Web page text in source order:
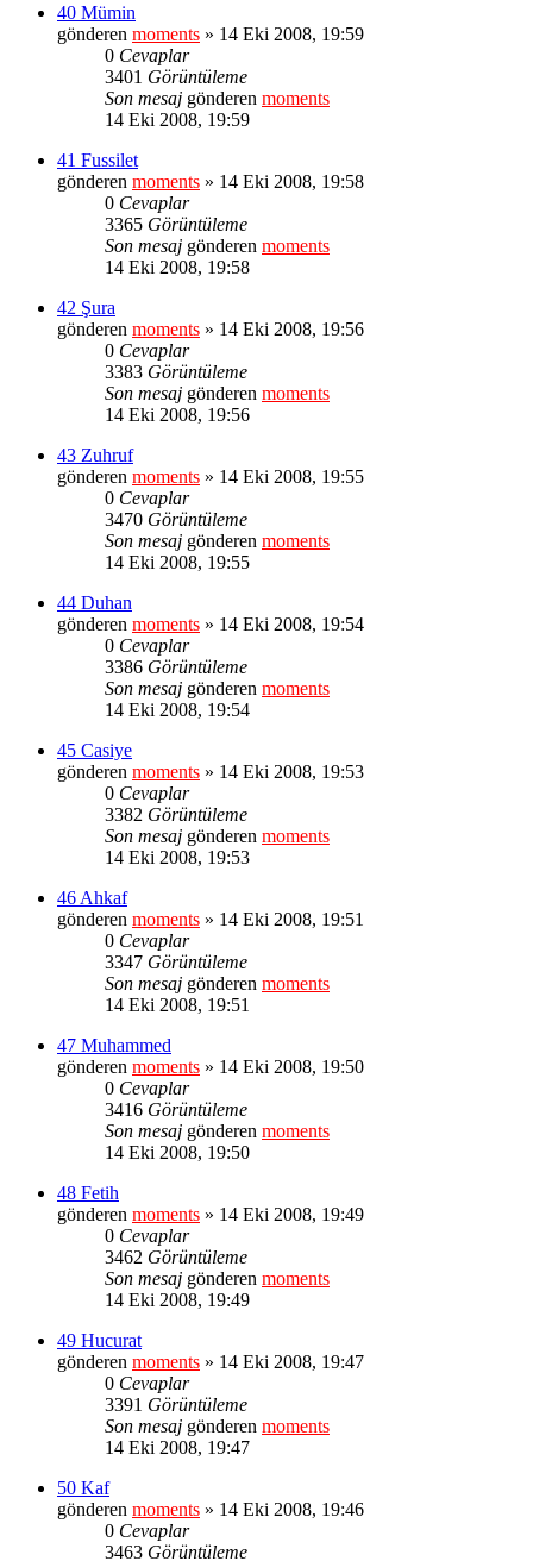
40 Mümin
gönderen moments » 14 Eki 2008, 19:59
0 Cevaplar
3401 Görüntüleme
Son mesaj gönderen moments
14 Eki 2008, 19:59
41 Fussilet
gönderen moments » 14 Eki 2008, 19:58
0 Cevaplar
3365 Görüntüleme
Son mesaj gönderen moments
14 Eki 2008, 19:58
42 Şura
gönderen moments » 14 Eki 2008, 19:56
0 Cevaplar
3383 Görüntüleme
Son mesaj gönderen moments
14 Eki 2008, 19:56
43 Zuhruf
gönderen moments » 14 Eki 2008, 19:55
0 Cevaplar
3470 Görüntüleme
Son mesaj gönderen moments
14 Eki 2008, 19:55
44 Duhan
gönderen moments » 14 Eki 2008, 19:54
0 Cevaplar
3386 Görüntüleme
Son mesaj gönderen moments
14 Eki 2008, 19:54
45 Casiye
gönderen moments » 14 Eki 2008, 19:53
0 Cevaplar
3382 Görüntüleme
Son mesaj gönderen moments
14 Eki 2008, 19:53
46 Ahkaf
gönderen moments » 14 Eki 2008, 19:51
0 Cevaplar
3347 Görüntüleme
Son mesaj gönderen moments
14 Eki 2008, 19:51
47 Muhammed
gönderen moments » 14 Eki 2008, 19:50
0 Cevaplar
3416 Görüntüleme
Son mesaj gönderen moments
14 Eki 2008, 19:50
48 Fetih
gönderen moments » 14 Eki 2008, 19:49
0 Cevaplar
3462 Görüntüleme
Son mesaj gönderen moments
14 Eki 2008, 19:49
49 Hucurat
gönderen moments » 14 Eki 2008, 19:47
0 Cevaplar
3391 Görüntüleme
Son mesaj gönderen moments
14 Eki 2008, 19:47
50 Kaf
gönderen moments » 14 Eki 2008, 19:46
0 Cevaplar
3463 Görüntüleme